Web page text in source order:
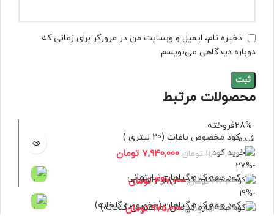
ذخیره نام، ایمیل و وبسایت من در مرورگر برای زمانی که
دوباره دیدگاهی می‌نویسم.
محصولات مرتبط
-28%
فروخته
شدهکود مخصوص باغات (20 لیتری )
11,000,000 تومان 7,940,000 تومان
-27%
کود همه کاره گیاهان آپارتمانی
680,000 تومان 497,000 تومان
-19%
کود همه کاره گیاهان (مخصوص گلخانه)
1,200,000 تومان 975,000 تومان